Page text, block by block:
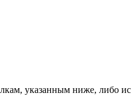
указанным ниже, либо